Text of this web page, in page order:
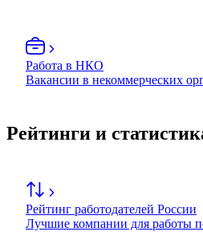
Работа в НКО
Вакансии в некоммерческих
Рейтинги и
Рейтинг работодателей России
Лучшие компании для работы